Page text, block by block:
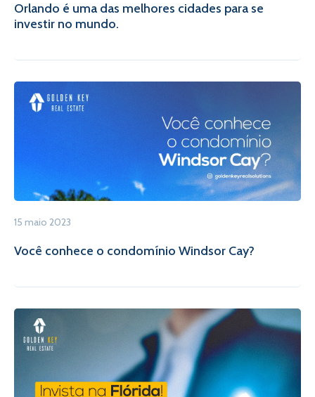
Orlando é uma das melhores cidades para se
investir no mundo.
15 maio 2023
Você conhece o condomínio Windsor Cay?